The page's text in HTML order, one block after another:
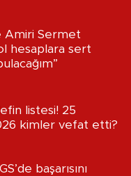
Amiri Sermet
hesaplara sert
listesi! 25
kimler vefat etti?
başarısını